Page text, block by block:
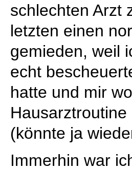
schlechten Arzt
letzten einen
gemieden, weil
echt
hatte und mir
(könnte ja
Immerhin war